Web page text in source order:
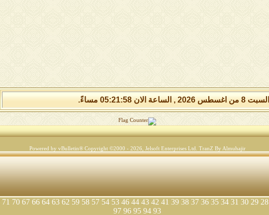
السبت 8 من اغسطس 2026 , الساعة الان 05:21:58 مساءً.
Powered by vBulletin® Copyright ©2000 - 2026, Jelsoft Enterprises Ltd. TranZ By Almuhajir
28
29
30
31
34
35
36
37
38
39
41
42
43
44
46
53
54
57
58
59
62
63
64
66
67
70
71
93
94
95
96
97